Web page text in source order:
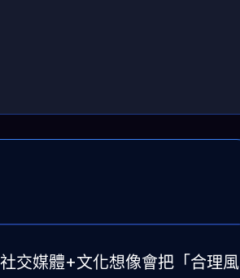
交媒體+文化想像會把「合理風